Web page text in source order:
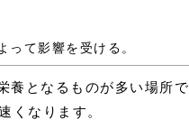
て影響を受ける。
養となるものが多い場所で
くなります。